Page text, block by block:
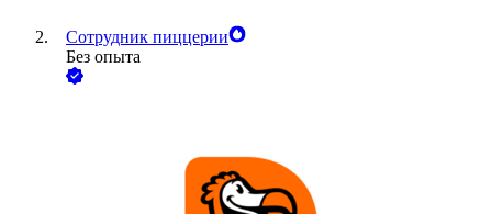
Сотрудник пиццерии
Без опыта